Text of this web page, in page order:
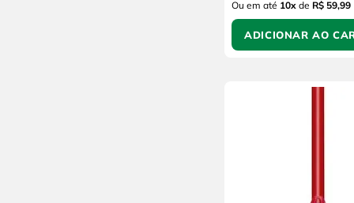
Ou em até 10x de R$ 59,99
ADICIONAR AO